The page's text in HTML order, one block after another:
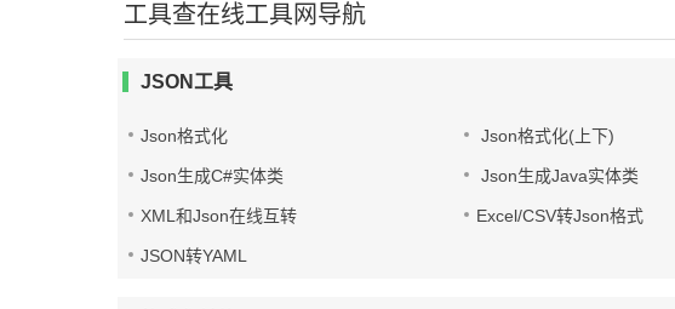
工具查在线工具网导航
JSON工具
Json格式化 Json格式化(上下)
Json生成C#实体类 Json生成Java实体类
XML和Json在线互转 Excel/CSV转Json格式
JSON转YAML